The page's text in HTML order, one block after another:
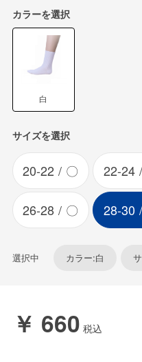
カラーを選択
白
サイズを選択
20-22 〇 22-24
26-28 〇 28-30
選択中 カラー:白
￥ 660